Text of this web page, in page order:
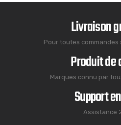
Livraison
Pour toutes commandes
Produit
Marques connu par
Support
Assistance